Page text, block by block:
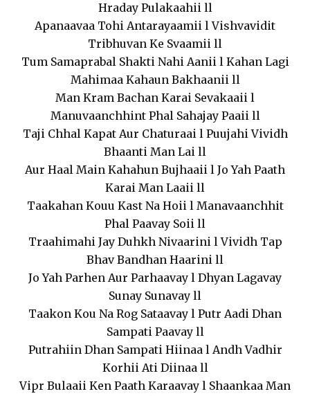
Hraday Pulakaahii ll
Apanaavaa Tohi Antarayaamii l Vishvavidit
Tribhuvan Ke Svaamii ll
Tum Samaprabal Shakti Nahi Aanii l Kahan Lagi
Mahimaa Kahaun Bakhaanii ll
Man Kram Bachan Karai Sevakaaii l
Manuvaanchhint Phal Sahajay Paaii ll
Taji Chhal Kapat Aur Chaturaai l Puujahi Vividh
Bhaanti Man Lai ll
Aur Haal Main Kahahun Bujhaaii l Jo Yah Paath
Karai Man Laaii ll
Taakahan Kouu Kast Na Hoii l Manavaanchhit
Phal Paavay Soii ll
Traahimahi Jay Duhkh Nivaarini l Vividh Tap
Bhav Bandhan Haarini ll
Jo Yah Parhen Aur Parhaavay l Dhyan Lagavay
Sunay Sunavay ll
Taakon Kou Na Rog Sataavay l Putr Aadi Dhan
Sampati Paavay ll
Putrahiin Dhan Sampati Hiinaa l Andh Vadhir
Korhii Ati Diinaa ll
Vipr Bulaaii Ken Paath Karaavay l Shaankaa Man